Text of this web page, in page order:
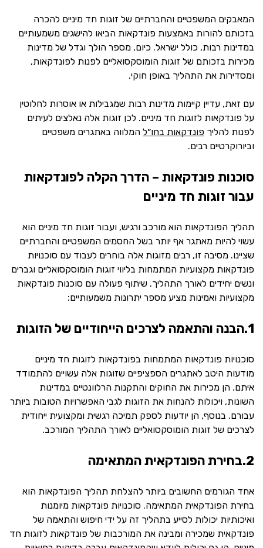
המאבקים המשפטיים והחברתיים של זוגות חד מיניים להכרה
בזכותם להורות באמצעות פונדקאות הביאו להישגים משמעותיים
במדינות רבות, כולל ישראל. כיום, מספר הולך וגדל של מדינות
מכירות בזכותם של זוגות הומוסקסואליים לפנות לפונדקאות,
ומסדירות את התהליך באופן חוקי.
עם זאת, עדיין קיימות מדינות רבות שמגבילות או אוסרות לחלוטין
על פונדקאות לזוגות חד מיניים. לכן זוגות אלה נאלצים לעיתים
לפנות להליך פונדקאות בחו״ל המלווה באתגרים משפטיים
וביורוקרטיים רבים.
סוכנות פונדקאות – הדרך הקלה לפונדקאות
עבור זוגות חד מיניים
תהליך הפונדקאות הוא מורכב ורגיש, ועבור זוגות חד מיניים הוא
עשוי להיות מאתגר אף יותר בשל החסמים המשפטיים והחברתיים
שציינו. מסיבה זו, רבים מזוגות אלה בוחרים לעבוד עם סוכנויות
פונדקאות מקצועיות המתמחות בליווי זוגות הומוסקסואליים וגברים
ונשים יחידים לאורך התהליך. שיתוף פעולה עם סוכנות פונדקאות
מקצועיות ואמינות מציע מספר יתרונות משמעותיים:
1.הבנה והתאמה לצרכים הייחודיים של הזוגות
סוכנויות פונדקאות המתמחות בפונדקאות לזוגות חד מיניים
מודעות היטב לאתגרים הספציפיים שזוגות אלה עשויים להתמודד
איתם. הן מכירות את החוקים והתקנות הרלוונטיים במדינות
השונות, ויכולות להנחות את הזוגות לגבי האפשרויות הטובות ביותר
עבורם. בנוסף, הן יודעות לספק תמיכה רגשית ומקצועית ייחודית
לצרכים של זוגות הומוסקסואליים לאורך התהליך המורכב.
2.בחירת הפונדקאית המתאימה
אחד הגורמים החשובים ביותר להצלחת תהליך הפונדקאות הוא
בחירת הפונדקאית המתאימה. סוכנויות פונדקאות מיומנות
ואיכותיות יכולות לסייע בתהליך זה על ידי חיפוש והתאמה של
פונדקאית שמכירה ומבינה את המורכבות של פונדקאות לזוגות חד